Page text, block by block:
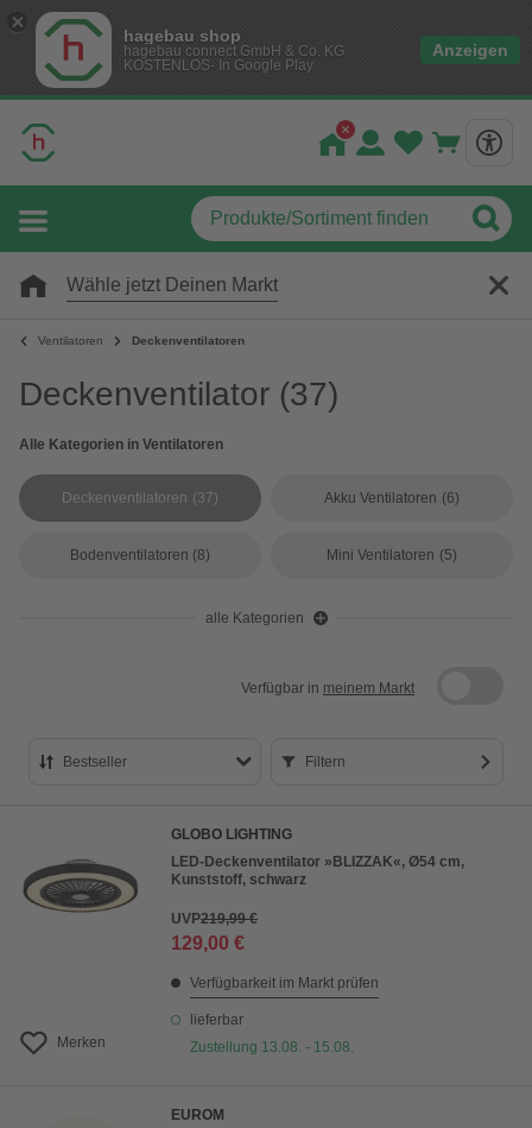
hagebau shop
hagebau connect GmbH & Co. KG
KOSTENLOS- In Google Play
Anzeigen
Wähle jetzt Deinen Markt
Ventilatoren Deckenventilatoren
Deckenventilator (37)
Alle Kategorien in Ventilatoren
Deckenventilatoren (37) Akku Ventilatoren (6)
Bodenventilatoren (8) Mini Ventilatoren (5)
alle Kategorien
Verfügbar in meinem Markt
Bestseller
Preis aufsteigend
Preis absteigend
Filtern
Merken
GLOBO LIGHTING
LED-Deckenventilator »BLIZZAK«, Ø54 cm,
Kunststoff, schwarz
UVP219,99 €
129,00 €
Verfügbarkeit im Markt prüfen
lieferbar
Zustellung 13.08. - 15.08.
EUROM